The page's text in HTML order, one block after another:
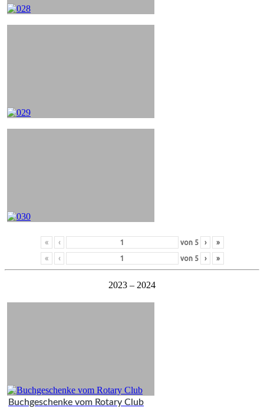
« ‹ von 5 › »
« ‹ von 5 › »
2023 – 2024
Buchgeschenke vom Rotary Club